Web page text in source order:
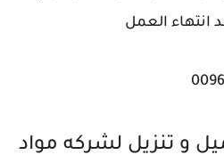
انتهاء العمل
و تنزيل لشركه مواد